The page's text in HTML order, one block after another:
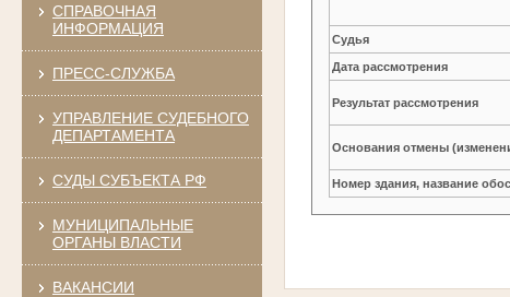
СПРАВОЧНАЯ
ИНФОРМАЦИЯ
ПРЕСС-СЛУЖБА
УПРАВЛЕНИЕ СУДЕБНОГО
ДЕПАРТАМЕНТА
СУДЫ СУБЪЕКТА РФ
МУНИЦИПАЛЬНЫЕ
ОРГАНЫ ВЛАСТИ
ВАКАНСИИ
Судья
Дата рассмотрения
Результат рассмотрения
Основания отмены
Номер здания, название